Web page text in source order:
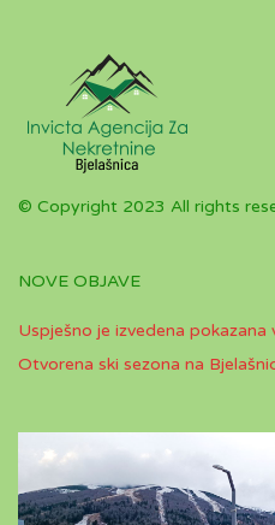
© Copyright 2023 All rights
NOVE OBJAVE
Uspješno je izvedena pokazana
Otvorena ski sezona na